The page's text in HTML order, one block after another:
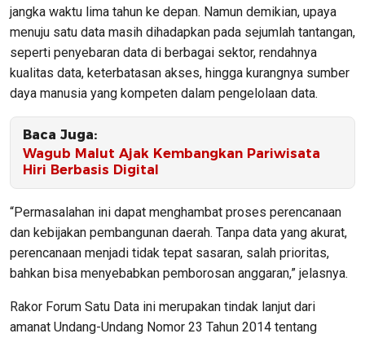
jangka waktu lima tahun ke depan. Namun demikian, upaya
menuju satu data masih dihadapkan pada sejumlah tantangan,
seperti penyebaran data di berbagai sektor, rendahnya
kualitas data, keterbatasan akses, hingga kurangnya sumber
daya manusia yang kompeten dalam pengelolaan data.
Baca Juga:
Wagub Malut Ajak Kembangkan Pariwisata
Hiri Berbasis Digital
“Permasalahan ini dapat menghambat proses perencanaan
dan kebijakan pembangunan daerah. Tanpa data yang akurat,
perencanaan menjadi tidak tepat sasaran, salah prioritas,
bahkan bisa menyebabkan pemborosan anggaran,” jelasnya.
Rakor Forum Satu Data ini merupakan tindak lanjut dari
amanat Undang-Undang Nomor 23 Tahun 2014 tentang